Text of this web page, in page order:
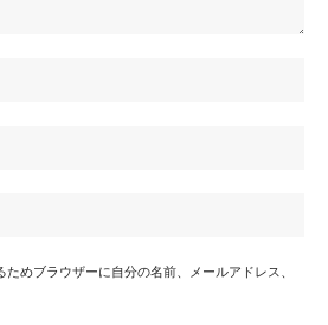
めブラウザーに自分の名前、メールアドレス、